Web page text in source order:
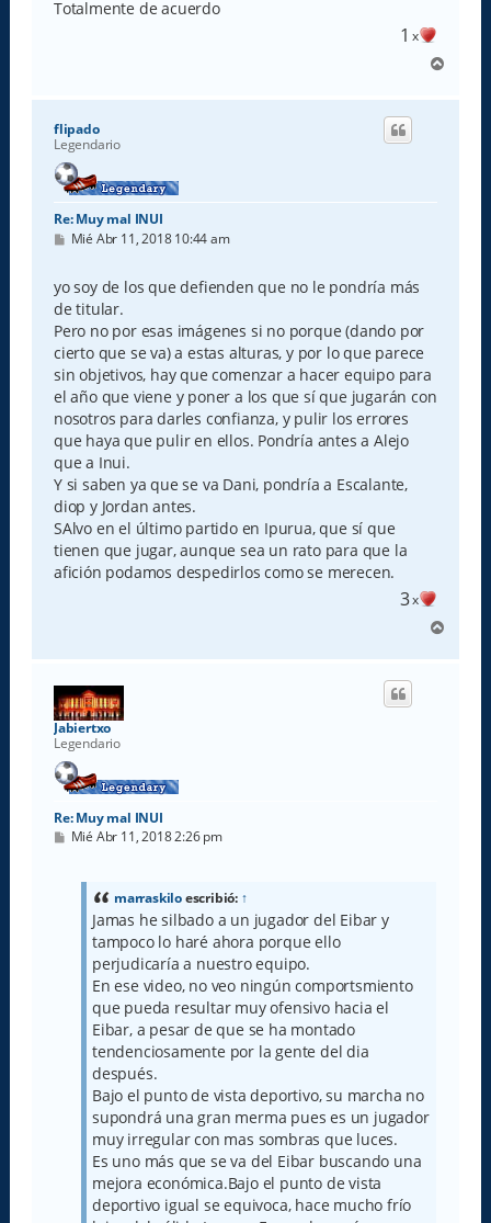
Totalmente de acuerdo
1 x
r
flipado
Legendario
Re: Muy mal INUI
M
s
a
j
e
Mié Abr 11, 2018 10:44 am
yo soy de los que defienden que no le pondría más
de titular.
Pero no por esas imágenes si no porque (dando por
cierto que se va) a estas alturas, y por lo que parece
sin objetivos, hay que comenzar a hacer equipo para
el año que viene y poner a los que sí que jugarán con
nosotros para darles confianza, y pulir los errores
que haya que pulir en ellos. Pondría antes a Alejo
que a Inui.
Y si saben ya que se va Dani, pondría a Escalante,
diop y Jordan antes.
SAlvo en el último partido en Ipurua, que sí que
tienen que jugar, aunque sea un rato para que la
afición podamos despedirlos como se merecen.
3x
r
Jabiertxo
Legendario
Re: Muy mal INUI
M
Mié Abr 11, 2018 2:26 pm
marraskiloescribió: ↑
Jamas he silbado a un jugador del Eibar y
tampoco lo haré ahora porque ello
perjudicaría a nuestro equipo.
En ese video, no veo ningún comportsmiento
que pueda resultar muy ofensivo hacia el
Eibar, a pesar de que se ha montado
tendenciosamente por la gente del dia
después.
Bajo el punto de vista deportivo, su marcha no
supondrá una gran merma pues es un jugador
muy irregular con mas sombras que luces.
Es uno más que se va del Eibar buscando una
mejora económica.Bajo el punto de vista
deportivo igual se equivoca, hace mucho frío